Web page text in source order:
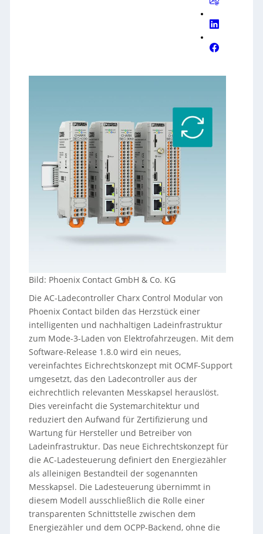
Bild: Phoenix Contact GmbH & Co. KG
Die AC-Ladecontroller Charx Control Modular von
Phoenix Contact bilden das Herzstück einer
intelligenten und nachhaltigen Ladeinfrastruktur
zum Mode-3-Laden von Elektrofahrzeugen. Mit dem
Software-Release 1.8.0 wird ein neues,
vereinfachtes Eichrechtskonzept mit OCMF-Support
umgesetzt, das den Ladecontroller aus der
eichrechtlich relevanten Messkapsel herauslöst.
Dies vereinfacht die Systemarchitektur und
reduziert den Aufwand für Zertifizierung und
Wartung für Hersteller und Betreiber von
Ladeinfrastruktur. Das neue Eichrechtskonzept für
die AC-Ladesteuerung definiert den Energiezähler
als alleinigen Bestandteil der sogenannten
Messkapsel. Die Ladesteuerung übernimmt in
diesem Modell ausschließlich die Rolle einer
transparenten Schnittstelle zwischen dem
Energiezähler und dem OCPP-Backend, ohne die